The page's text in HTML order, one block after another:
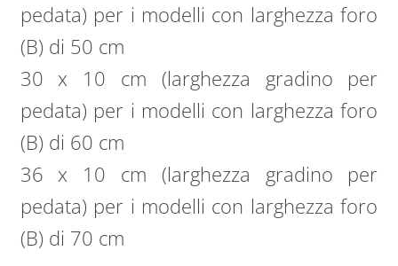
pedata) per i modelli con larghezza foro
(B) di 50 cm
30 x 10 cm (larghezza gradino per
pedata) per i modelli con larghezza foro
(B) di 60 cm
36 x 10 cm (larghezza gradino per
pedata) per i modelli con larghezza foro
(B) di 70 cm